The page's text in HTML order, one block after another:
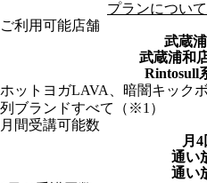
プランについ
ご利用可能店舗
武蔵
武蔵浦和
Rintosull
ホットヨガLAVA、暗闇キック
列ブランドすべて（※1）
月間受講可能数
月4
通い
通い